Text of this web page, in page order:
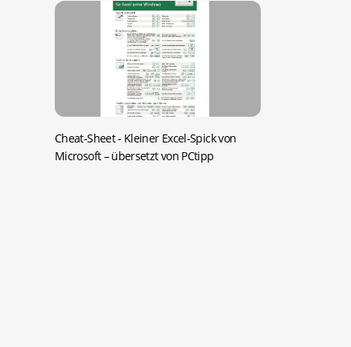
Cheat-Sheet - Kleiner Excel-Spick von
Microsoft – übersetzt von PCtipp